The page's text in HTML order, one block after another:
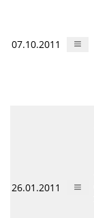
07.10.2011
26.01.2011